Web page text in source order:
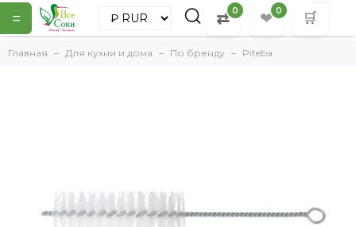
= ⇄ 0 ❤ 0 🛒
Главная Для кухни и дома По бренду Piteba